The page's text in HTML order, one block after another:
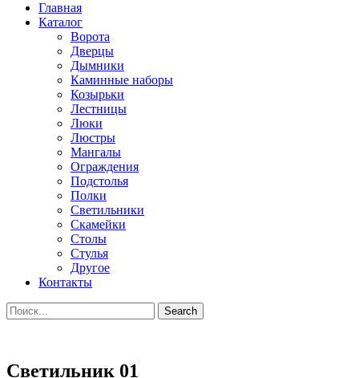
Главная
Каталог
Ворота
Дверцы
Дымники
Каминные наборы
Козырьки
Лестницы
Люки
Люстры
Мангалы
Ограждения
Подстолья
Полки
Светильники
Скамейки
Столы
Стулья
Другое
Контакты
Search
Светильник 01